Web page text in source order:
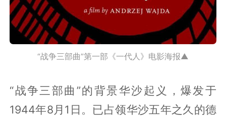
“战争三部曲”第一部《一代人》电影海报▲
“战争三部曲”的背景华沙起义，爆发于
1944年8月1日。已占领华沙五年之久的德